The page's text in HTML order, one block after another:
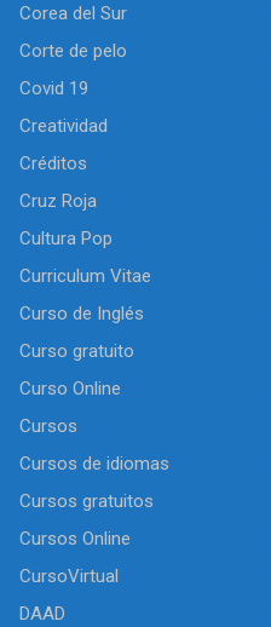
Corea del Sur
Corte de pelo
Covid 19
Creatividad
Créditos
Cruz Roja
Cultura Pop
Curriculum Vitae
Curso de Inglés
Curso gratuito
Curso Online
Cursos
Cursos de idiomas
Cursos gratuitos
Cursos Online
CursoVirtual
DAAD